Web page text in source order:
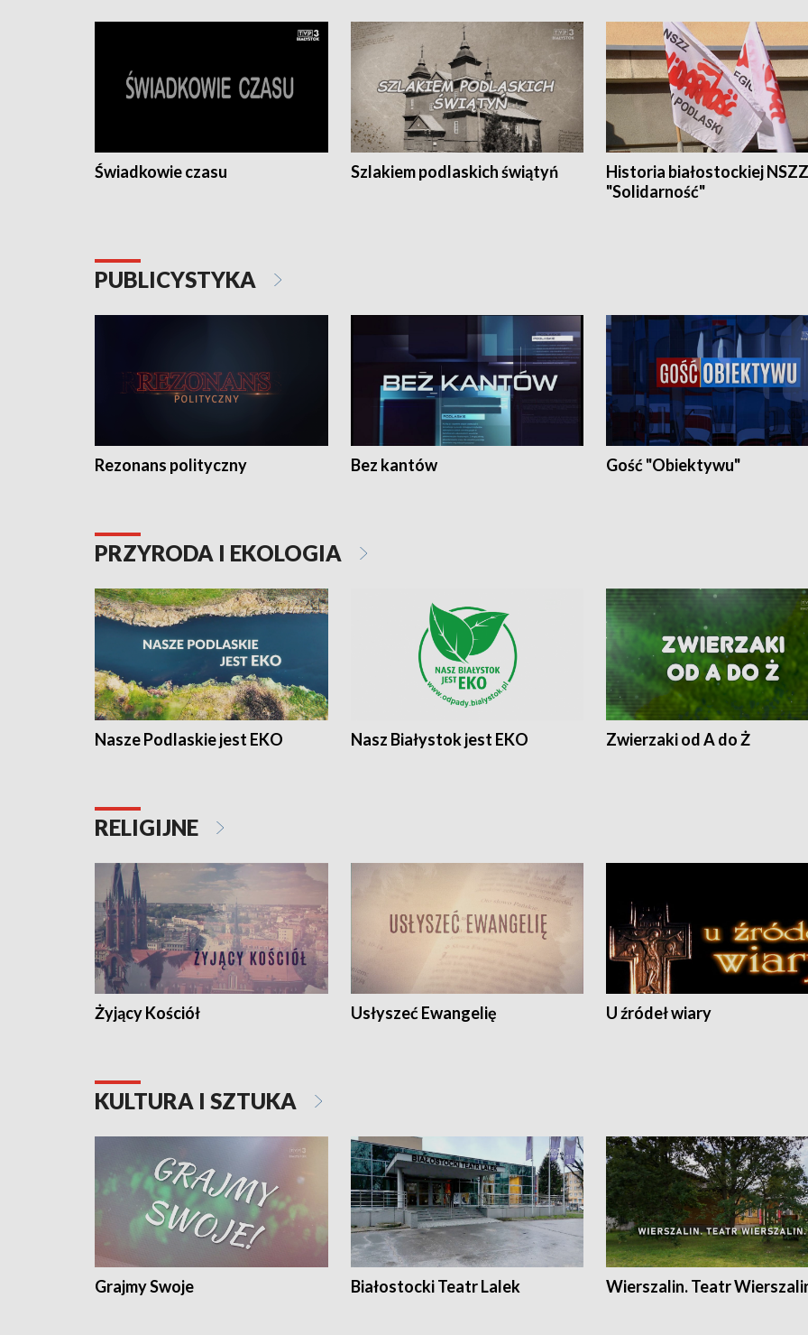
Świadkowie czasu Szlakiem podlaskich świątyń
Historia białostockiej NSZZ
"Solidarność"
PUBLICYSTYKA
Rezonans polityczny Bez kantów Gość "Obiektywu"
PRZYRODA I EKOLOGIA
Nasze Podlaskie jest EKO Nasz Białystok jest EKO Zwierzaki od A do Ż
RELIGIJNE
Żyjący Kościół Usłyszeć Ewangelię U źródeł wiary
KULTURA I SZTUKA
Grajmy Swoje Białostocki Teatr Lalek Wierszalin. Teatr